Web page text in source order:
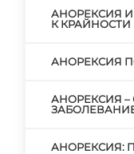
АНОРЕКСИЯ
К КРАЙНОСТИ
АНОРЕКСИЯ
АНОРЕКСИЯ
АНОРЕКСИЯ: